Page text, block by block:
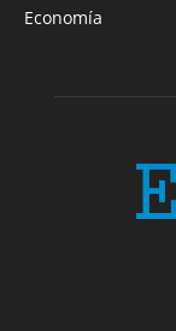
Economía